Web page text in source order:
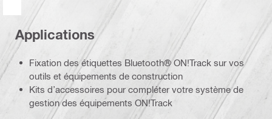
Applications
Fixation des étiquettes Bluetooth® ON!Track sur vos
outils et équipements de construction
Kits d’accessoires pour compléter votre système de
gestion des équipements ON!Track